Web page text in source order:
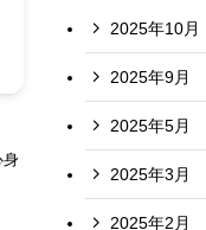
身
2025年10月
2025年9月
2025年5月
2025年3月
2025年2月